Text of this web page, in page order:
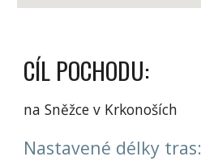
CÍL POCHODU:
na Sněžce v Krkonoších
Nastavené délky tras: